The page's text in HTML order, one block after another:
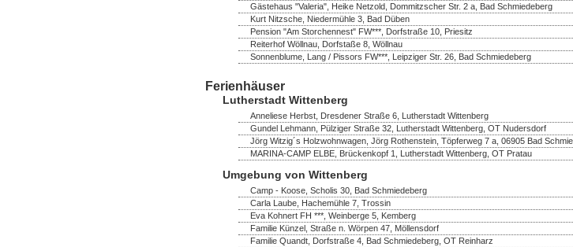
Gästehaus "Valeria", Heike Netzold, Dommitzscher Str. 2 a, Bad Schmiedeberg
Kurt Nitzsche, Niedermühle 3, Bad Düben
Pension "Am Storchennest" FW***, Dorfstraße 10, Priesitz
Reiterhof Wöllnau, Dorfstaße 8, Wöllnau
Sonnenblume, Lang / Pissors FW***, Leipziger Str. 26, Bad Schmiedeberg
Ferienhäuser
Lutherstadt Wittenberg
Anneliese Herbst, Dresdener Straße 6, Lutherstadt Wittenberg
Gundel Lehmann, Pülziger Straße 32, Lutherstadt Wittenberg, OT Nudersdorf
Jörg Witzig´s Holzwohnwagen, Jörg Rothenstein, Töpferweg 7 a, 06905 Bad
MARINA-CAMP ELBE, Brückenkopf 1, Lutherstadt Wittenberg, OT Pratau
Umgebung von Wittenberg
Camp - Koose, Scholis 30, Bad Schmiedeberg
Carla Laube, Hachemühle 7, Trossin
Eva Kohnert FH ***, Weinberge 5, Kemberg
Familie Künzel, Straße n. Wörpen 47, Möllensdorf
Familie Quandt, Dorfstraße 4, Bad Schmiedeberg, OT Reinharz